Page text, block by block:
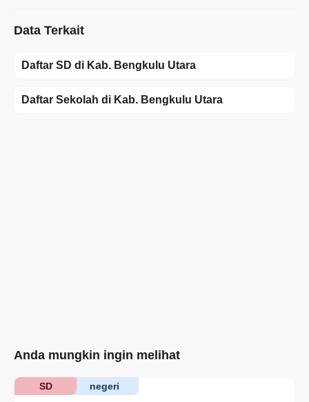
Data Terkait
Daftar SD di Kab. Bengkulu Utara
Daftar Sekolah di Kab. Bengkulu Utara
Anda mungkin ingin melihat
negeri
SD